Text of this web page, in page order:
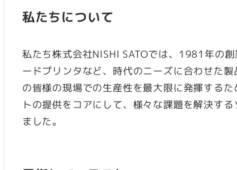
私たちについて
私たち株式会社NISHI SATOでは、1981年の
ードプリンタなど、時代のニーズに合わせた
の皆様の現場での生産性を最大限に発揮する
トの提供をコアにして、様々な課題を解決す
ました。